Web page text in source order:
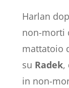
Harlan
non-morti
mattatoio
su Radek,
in non-